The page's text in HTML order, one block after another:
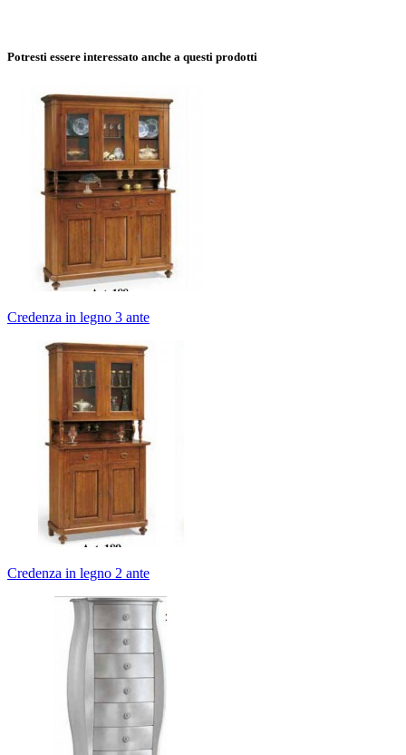
Potresti essere interessato anche a questi prodotti
Credenza in legno 3 ante
Credenza in legno 2 ante